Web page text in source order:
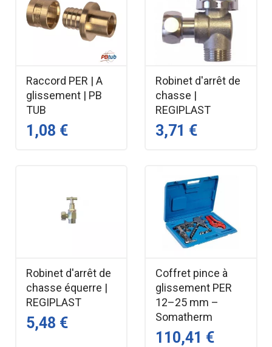
Raccord PER | A
glissement | PB
TUB
1,08 €
Robinet d'arrêt de
chasse |
REGIPLAST
3,71 €
Robinet d'arrêt de
chasse équerre |
REGIPLAST
5,48 €
Coffret pince à
glissement PER
12–25 mm –
Somatherm
110,41 €